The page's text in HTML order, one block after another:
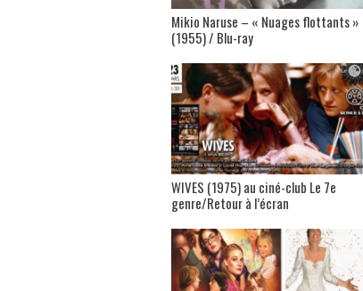
Mikio Naruse – « Nuages flottants »
(1955) / Blu-ray
WIVES (1975) au ciné-club Le 7e
genre/Retour à l’écran